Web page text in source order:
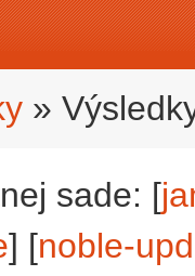
»
sade: [
] [noble-